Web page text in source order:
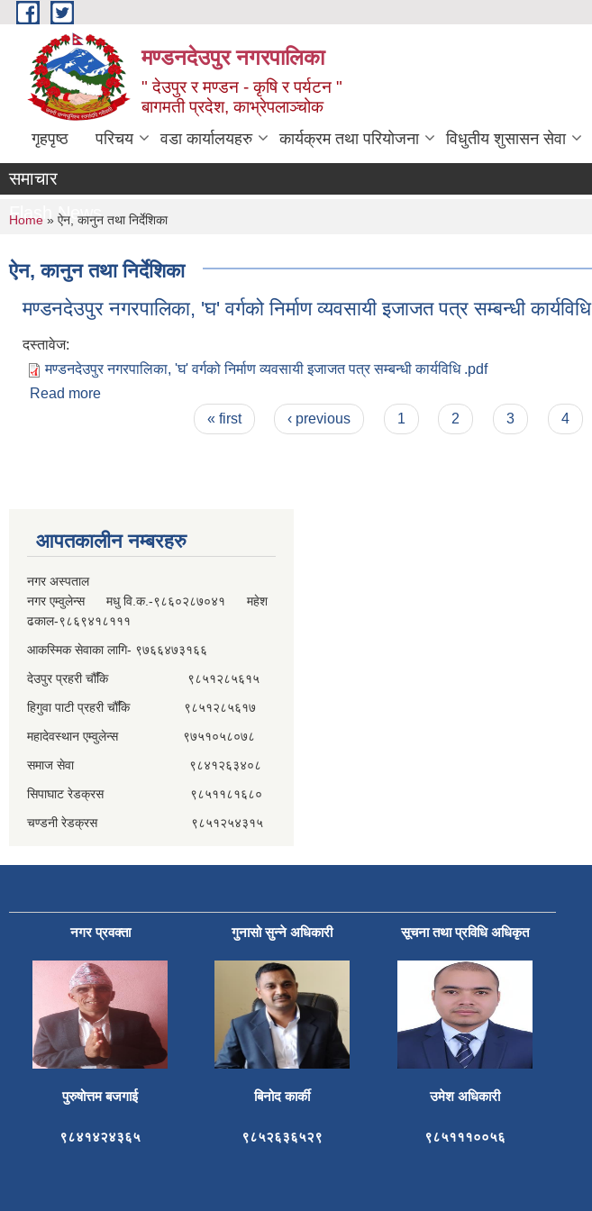
Skip to main content
मण्डनदेउपुर नगरपालिका
" देउपुर र मण्डन - कृषि र पर्यटन "
बागमती प्रदेश, काभ्रेपलाञ्चोक
गृहपृष्ठ परिचय वडा कार्यालयहरु कार्यक्रम तथा परियोजना विधुतीय शुसासन सेवा
समाचार
Flash News
You are here
Home » ऐन, कानुन तथा निर्देशिका
ऐन, कानुन तथा निर्देशिका
मण्डनदेउपुर नगरपालिका, 'घ' वर्गको निर्माण व्यवसायी इजाजत पत्र सम्बन्धी कार्यविधि
दस्तावेज:
मण्डनदेउपुर नगरपालिका, 'घ' वर्गको निर्माण व्यवसायी इजाजत पत्र सम्बन्धी कार्यविधि .pdf
Read more
« first ‹ previous 1 2 3 4
आपतकालीन नम्बरहरु
नगर अस्पताल
नगर एम्वुलेन्स मधु वि.क.-९८६०२८७०४१ महेश
ढकाल-९८६९४१८१११
आकस्मिक सेवाका लागि- ९७६६४७३१६६
देउपुर प्रहरी चौँकि ९८५१२८५६१५
हिगुवा पाटी प्रहरी चौँकि ९८५१२८५६१७
महादेवस्थान एम्वुलेन्स ९७५१०५८०७८
समाज सेवा ९८४१२६३४०८
सिपाघाट रेडक्रस ९८५११८१६८०
चण्डनी रेडक्रस ९८५१२५४३१५
नगर प्रवक्ता गुनासो सुन्ने अधिकारी सूचना तथा प्रविधि अधिकृत
पुरुषोत्तम बजगाई बिनोद कार्की उमेश अधिकारी
९८४१४२४३६५ ९८५२६३६५२९ ९८५१११००५६